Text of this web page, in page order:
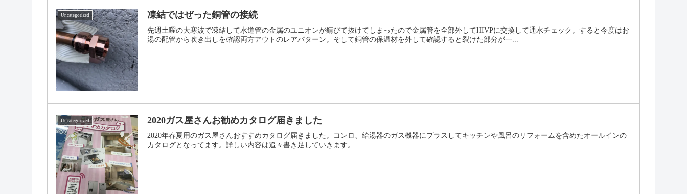
Uncategorized 凍結ではぜった銅管の接続
先週土曜の大寒波で凍結して水道管の金属のユニオンが錆びて抜けてしまったので金属管を全部外してHIVPに交換して通水チェック。すると今度はお
湯の配管から吹き出しを確認両方アウトのレアパターン。そして銅管の保温材を外して確認すると裂けた部分が一...
Uncategorized 2020ガス屋さんお勧めカタログ届きました
2020年春夏用のガス屋さんおすすめカタログ届きました。コンロ、給湯器のガス機器にプラスしてキッチンや風呂のリフォームを含めたオールインの
カタログとなってます。詳しい内容は追々書き足していきます。